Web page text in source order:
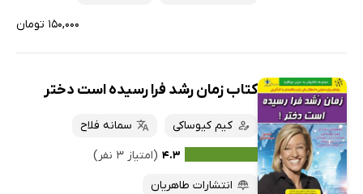
۱۵۰,۰۰۰ تومان
کتاب زمان رشد فرا رسیده است دختر
کیم کیوساکی
سمانه فلاح
۴.۳ (امتیاز ۳ نفر)
انتشارات طاهریان